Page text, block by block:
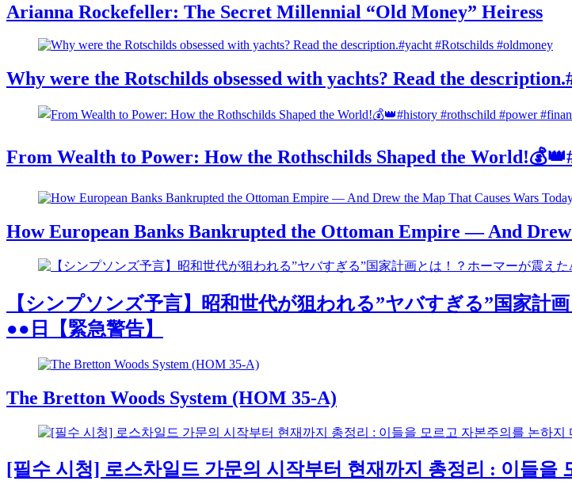
Arianna Rockefeller: The Secret Millennial “Old Money” Heiress
Why were the Rotschilds obsessed with yachts? Read the
From Wealth to Power: How the Rothschilds Shaped the
How European Banks Bankrupted the Ottoman Empire — And
【シンプソンズ予言】昭和世代が狙われる”ヤバすぎる”国家計
●●日【緊急警告】
The Bretton Woods System (HOM 35-A)
[필수 시청] 로스차일드 가문의 시작부터 현재까지 총정리 : 이들을